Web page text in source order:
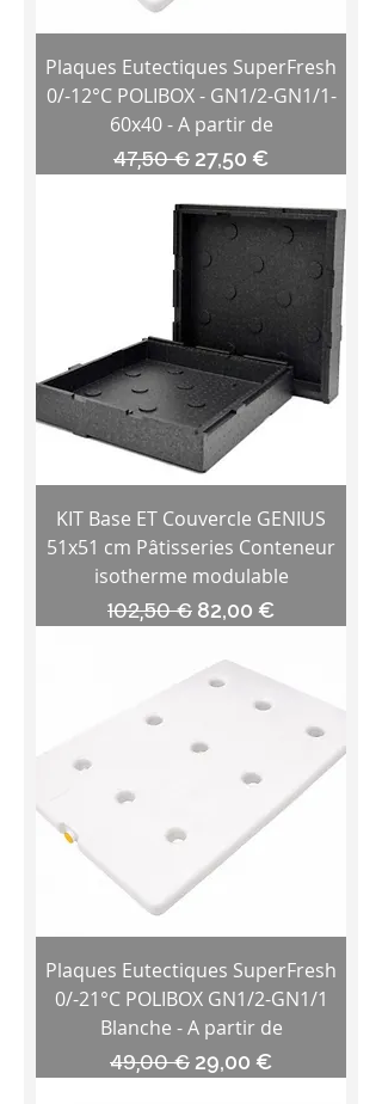
Plaques Eutectiques SuperFresh
0/-12°C POLIBOX - GN1/2-GN1/1-
60x40 - A partir de
Prix original
47,50 € Prix promotionnel
27,50 €
KIT Base ET Couvercle GENIUS
51x51 cm Pâtisseries Conteneur
isotherme modulable
Prix original
102,50 € Prix promotionnel
82,00 €
Plaques Eutectiques SuperFresh
0/-21°C POLIBOX GN1/2-GN1/1
Blanche - A partir de
Prix original
49,00 € Prix promotionnel
29,00 €